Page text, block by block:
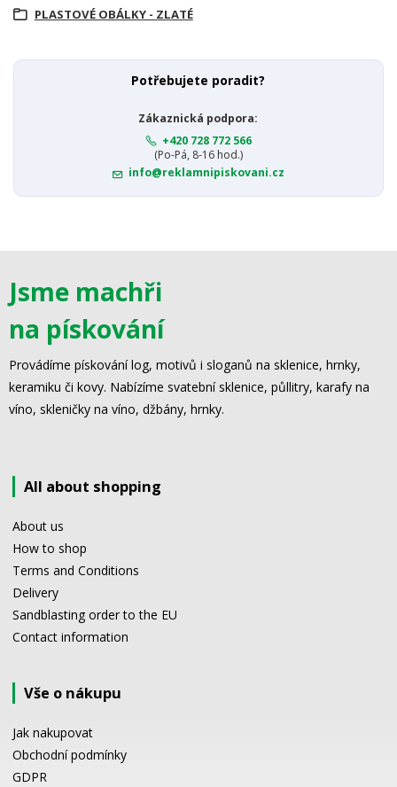
PLASTOVÉ OBÁLKY - ZLATÉ
Potřebujete poradit?
Zákaznická podpora:
+420 728 772 566
(Po-Pá, 8-16 hod.)
info@reklamnipiskovani.cz
Jsme machři
na pískování
Provádíme pískování log, motivů i sloganů na sklenice, hrnky,
keramiku či kovy. Nabízíme svatební sklenice, půllitry, karafy na
víno, skleničky na víno, džbány, hrnky.
All about shopping
About us
How to shop
Terms and Conditions
Delivery
Sandblasting order to the EU
Contact information
Vše o nákupu
Jak nakupovat
Obchodní podmínky
GDPR